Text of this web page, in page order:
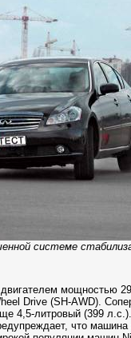
системе
мощностью
Drive (SH-AWD).
4,5-лит­ровый (399 л
что